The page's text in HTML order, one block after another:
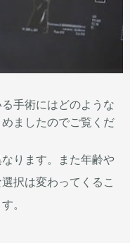
手術にはどのような
ましたのでご覧くだ
ります。また年齢や
択は変わってくるこ
。